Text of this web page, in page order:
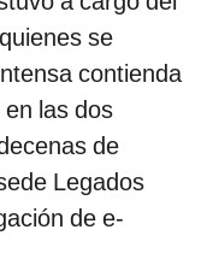
se
contienda
las dos
de
Legados
de e-